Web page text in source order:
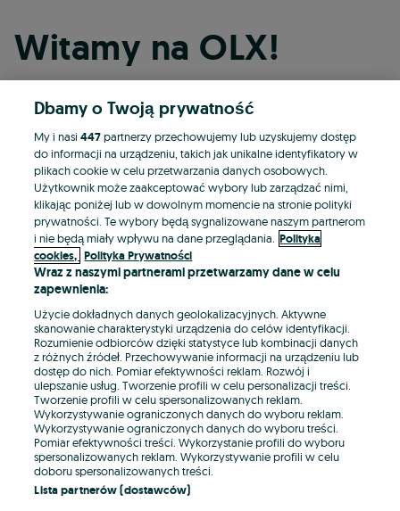
Witamy na OLX!
Kontynuuj przez Facebooka
Kontynuuj przez konto Apple
Kontynuuj przez konto Google
LUB
E-mail
Hasło
Dbamy o Twoją prywatność
My i nasi447partnerzy przechowujemy lub uzyskujemy dostęp
do informacji na urządzeniu, takich jak unikalne identyfikatory w
plikach cookie w celu przetwarzania danych osobowych.
Użytkownik może zaakceptować wybory lub zarządzać nimi,
klikając poniżej lub w dowolnym momencie na stronie polityki
prywatności. Te wybory będą sygnalizowane naszym partnerom
i nie będą miały wpływu na dane przeglądania. Polityka
cookies, Polityka Prywatności
Wraz z naszymi partnerami przetwarzamy dane w celu
zapewnienia:
Użycie dokładnych danych geolokalizacyjnych. Aktywne
skanowanie charakterystyki urządzenia do celów identyfikacji.
Rozumienie odbiorców dzięki statystyce lub kombinacji danych
z różnych źródeł. Przechowywanie informacji na urządzeniu lub
dostęp do nich. Pomiar efektywności reklam. Rozwój i
ulepszanie usług. Tworzenie profili w celu personalizacji treści.
Tworzenie profili w celu spersonalizowanych reklam.
Wykorzystywanie ograniczonych danych do wyboru reklam.
Wykorzystywanie ograniczonych danych do wyboru treści.
Pomiar efektywności treści. Wykorzystanie profili do wyboru
spersonalizowanych reklam. Wykorzystywanie profili w celu
doboru spersonalizowanych treści.
Lista partnerów (dostawców)